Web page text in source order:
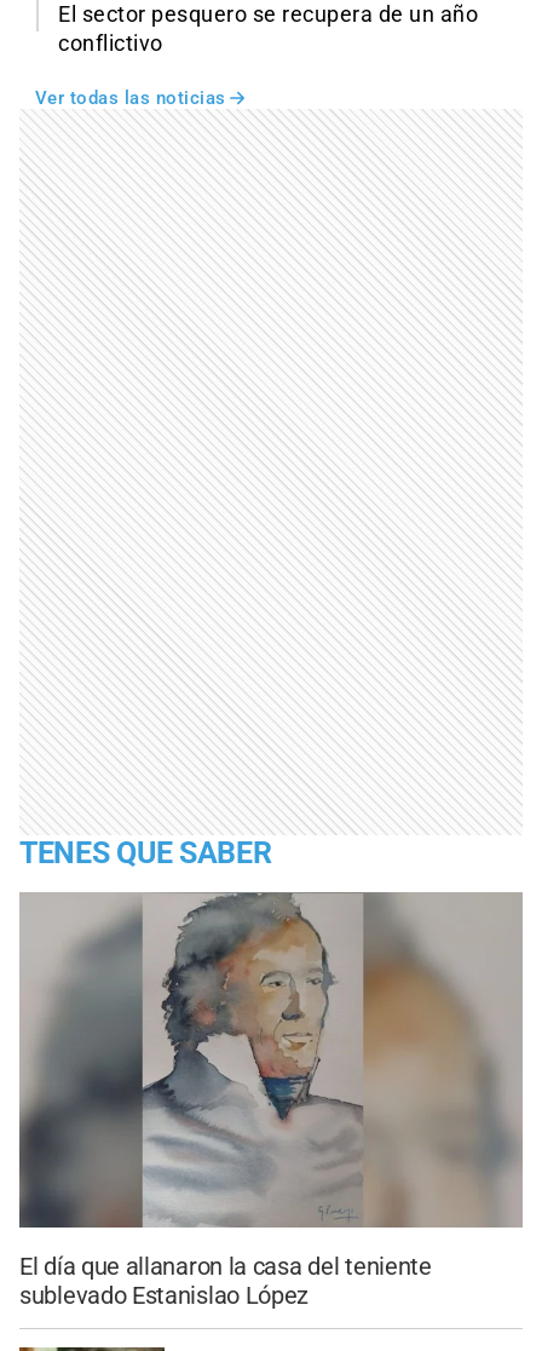
El sector pesquero se recupera de un año
conflictivo
Ver todas las noticias
TENES QUE SABER
El día que allanaron la casa del teniente
sublevado Estanislao López